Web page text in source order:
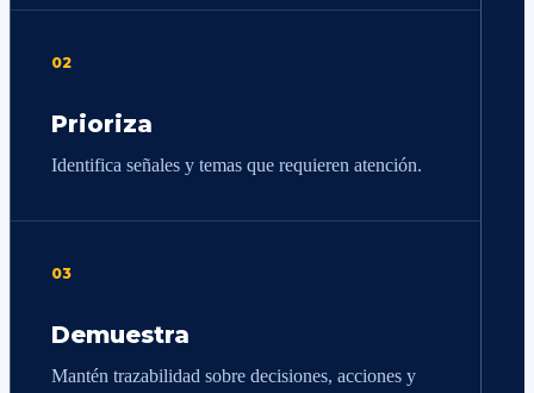
02
Prioriza
Identifica señales y temas que requieren atención.
03
Demuestra
Mantén trazabilidad sobre decisiones, acciones y